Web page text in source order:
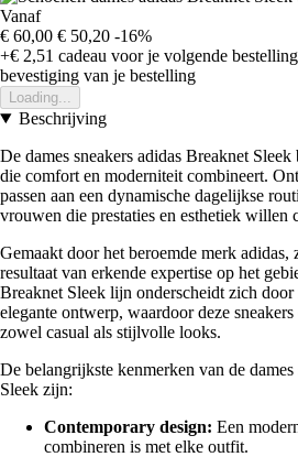
Vanaf
€ 60,00 € 50,20 -16%
+€ 2,51 cadeau voor je volgende bestelling
bevestiging van je bestelling
Loading...
Beschrijving
De dames sneakers adidas Breaknet
die comfort en moderniteit combineert.
passen aan een dynamische dagelijkse
vrouwen die prestaties en esthetiek willen
Gemaakt door het beroemde merk adidas,
resultaat van erkende expertise op het
Breaknet Sleek lijn onderscheidt zich
elegante ontwerp, waardoor deze
zowel casual als stijlvolle looks.
De belangrijkste kenmerken van de
Sleek zijn:
Contemporary design: Een
combineren is met elke outfit.